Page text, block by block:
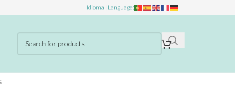
Idioma | Language: